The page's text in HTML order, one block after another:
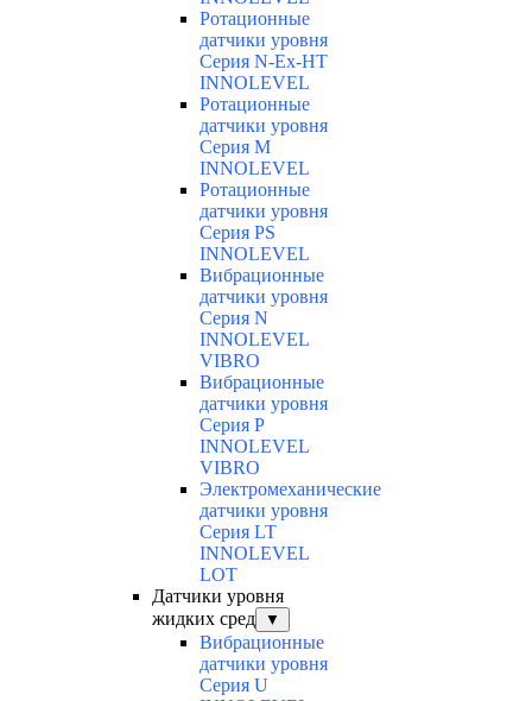
Ротационные
датчики уровня
Серия N-Ex-HT
INNOLEVEL
Ротационные
датчики уровня
Серия M
INNOLEVEL
Ротационные
датчики уровня
Серия PS
INNOLEVEL
Вибрационные
датчики уровня
Серия N
INNOLEVEL
VIBRO
Вибрационные
датчики уровня
Серия P
INNOLEVEL
VIBRO
Электромеханические
датчики уровня
Серия LT
INNOLEVEL
LOT
Датчики уровня
жидких сред
▼
Вибрационные
датчики уровня
Серия U